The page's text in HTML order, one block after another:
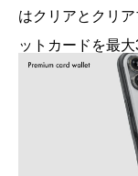
はクリアとクリ
ットカードを最